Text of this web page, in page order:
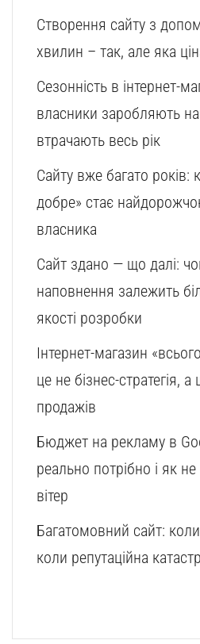
Створення сайту з
хвилин – так, але яка
Сезонність в інтернет-
власники заробляють на
втрачають весь рік
Сайту вже багато років:
добре» стає
власника
Сайт здано — що далі:
наповнення залежить
якості розробки
Інтернет-магазин
це не бізнес-стратегія,
продажів
Бюджет на рекламу в
реально потрібно і як
вітер
Багатомовний сайт:
коли репутаційна